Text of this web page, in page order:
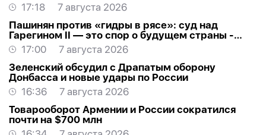
17:18
7 августа 2026
Пашинян против «гидры в рясе»: суд над
Гарегином II — это спор о будущем страны -
МНЕНИЕ
17:00
7 августа 2026
Зеленский обсудил с Драпатым оборону
Донбасса и новые удары по России
16:36
7 августа 2026
Товарооборот Армении и России сократился
почти на $700 млн